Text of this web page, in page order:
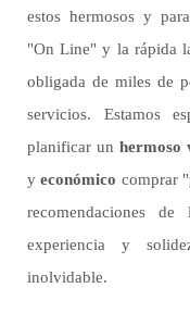
estos hermosos y
"On Line" y la rápida
obligada de miles de
servicios. Estamos
planificar unhermoso
yeconómico comprar "
recomendaciones
experiencia y
inolvidable.